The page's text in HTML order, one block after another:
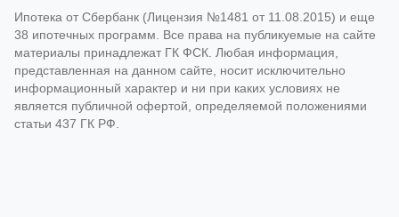
Ипотека от Сбербанк (Лицензия №1481 от 11.08.2015) и еще
38 ипотечных программ. Все права на публикуемые на сайте
материалы принадлежат ГК ФСК. Любая информация,
представленная на данном сайте, носит исключительно
информационный характер и ни при каких условиях не
является публичной офертой, определяемой положениями
статьи 437 ГК РФ.